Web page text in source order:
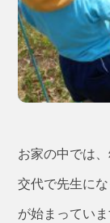
お家の中では
交代で先生に
が始まってい